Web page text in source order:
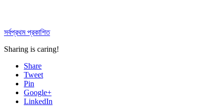
সর্বপ্রথম প্রকাশিত
Sharing is caring!
Share
Tweet
Pin
Google+
LinkedIn